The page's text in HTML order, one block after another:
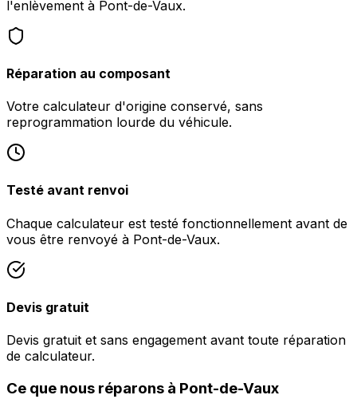
l'enlèvement à Pont-de-Vaux.
Réparation au composant
Votre calculateur d'origine conservé, sans
reprogrammation lourde du véhicule.
Testé avant renvoi
Chaque calculateur est testé fonctionnellement avant de
vous être renvoyé à Pont-de-Vaux.
Devis gratuit
Devis gratuit et sans engagement avant toute réparation
de calculateur.
Ce que nous réparons à Pont-de-Vaux